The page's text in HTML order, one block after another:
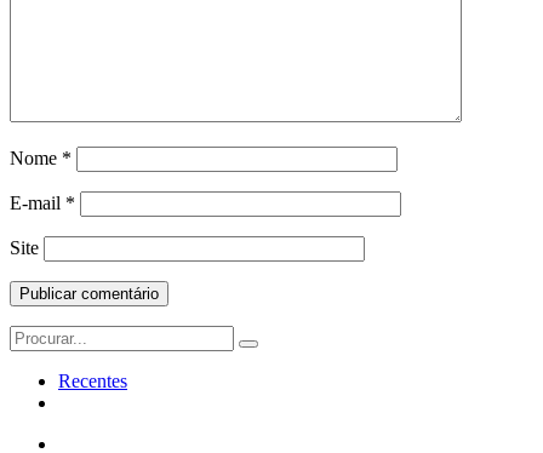
Nome *
E-mail *
Site
Search
for:
Recentes